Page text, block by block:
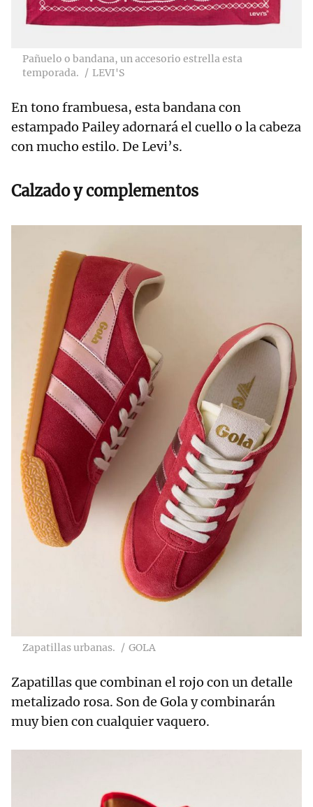
Pañuelo o bandana, un accesorio estrella esta
temporada.
LEVI'S
En tono frambuesa, esta bandana con
estampado Pailey adornará el cuello o la cabeza
con mucho estilo. De Levi’s.
Calzado y complementos
Zapatillas urbanas. GOLA
Zapatillas que combinan el rojo con un detalle
metalizado rosa. Son de Gola y combinarán
muy bien con cualquier vaquero.